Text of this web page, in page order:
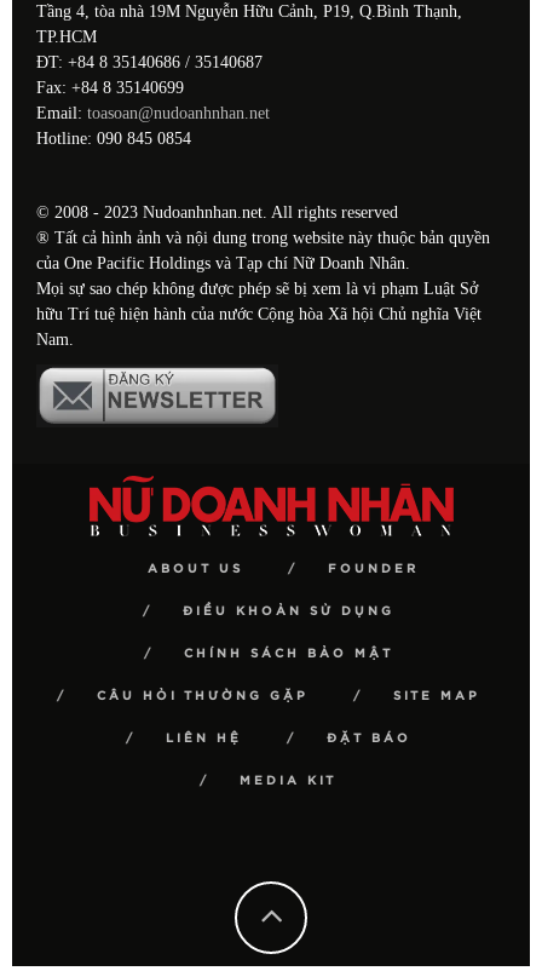
Tầng 4, tòa nhà 19M Nguyễn Hữu Cảnh, P19, Q.Bình Thạnh,
TP.HCM
ĐT: +84 8 35140686 / 35140687
Fax: +84 8 35140699
Email: toasoan@nudoanhnhan.net
Hotline: 090 845 0854
© 2008 - 2023 Nudoanhnhan.net. All rights reserved
® Tất cả hình ảnh và nội dung trong website này thuộc bản quyền
của One Pacific Holdings và Tạp chí Nữ Doanh Nhân.
Mọi sự sao chép không được phép sẽ bị xem là vi phạm Luật Sở
hữu Trí tuệ hiện hành của nước Cộng hòa Xã hội Chủ nghĩa Việt
Nam.
ABOUT US FOUNDER
ĐIỀU KHOẢN SỬ DỤNG
CHÍNH SÁCH BẢO MẬT
CÂU HỎI THƯỜNG GẶP SITE MAP
LIÊN HỆ ĐẶT BÁO
MEDIA KIT